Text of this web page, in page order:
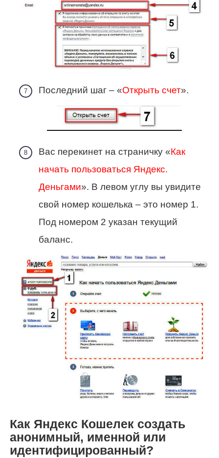
Последний шаг – «Открыть счет».
Вас перекинет на страничку «Как
начать пользоваться Яндекс.
Деньгами». В левом углу вы увидите
свой номер кошелька – это номер 1.
Под номером 2 указан текущий
баланс.
Как Яндекс Кошелек создать
анонимный, именной или
идентифицированный?